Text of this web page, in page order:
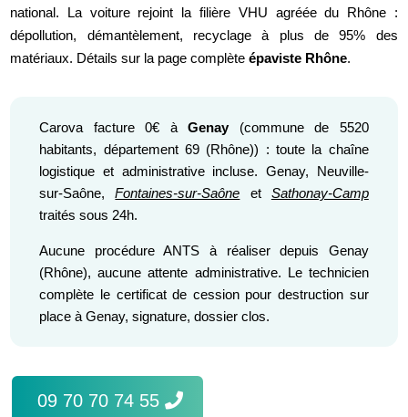
national. La voiture rejoint la filière VHU agréée du Rhône :
dépollution, démantèlement, recyclage à plus de 95% des
matériaux. Détails sur la page complèteépaviste Rhône.
Carova facture 0€ àGenay(commune de 5520
habitants, département 69 (Rhône)) : toute la chaîne
logistique et administrative incluse. Genay, Neuville-
sur-Saône,Fontaines-sur-Saône et Sathonay-Camp
traités sous 24h.
Aucune procédure ANTS à réaliser depuis Genay
(Rhône), aucune attente administrative. Le technicien
complète le certificat de cession pour destruction sur
place à Genay, signature, dossier clos.
09 70 70 74 55